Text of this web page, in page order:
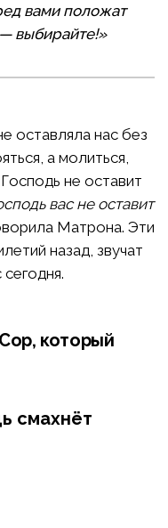
вами положат
выбирайте!»
оставляла нас без
а молиться,
не оставит
вас не оставит
Матрона. Эти
назад, звучат
который
смахнёт